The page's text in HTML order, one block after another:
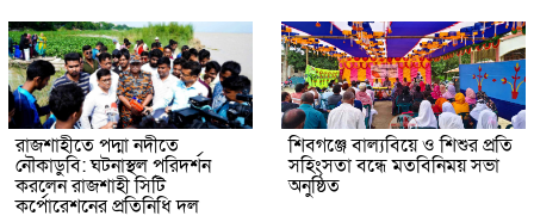
রাজশাহীতে পদ্মা নদীতে
নৌকাডুবি: ঘটনাস্থল পরিদর্শন
করলেন রাজশাহী সিটি
কর্পোরেশনের প্রতিনিধি দল
শিবগঞ্জে বাল্যবিয়ে ও শিশুর প্রতি
সহিংসতা বন্ধে মতবিনিময় সভা
অনুষ্ঠিত